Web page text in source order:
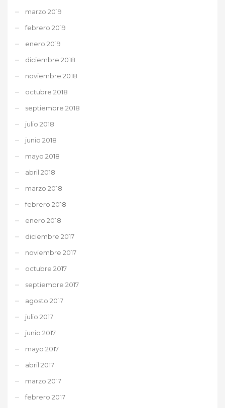
marzo 2019
febrero 2019
enero 2019
diciembre 2018
noviembre 2018
octubre 2018
septiembre 2018
julio 2018
junio 2018
mayo 2018
abril 2018
marzo 2018
febrero 2018
enero 2018
diciembre 2017
noviembre 2017
octubre 2017
septiembre 2017
agosto 2017
julio 2017
junio 2017
mayo 2017
abril 2017
marzo 2017
febrero 2017